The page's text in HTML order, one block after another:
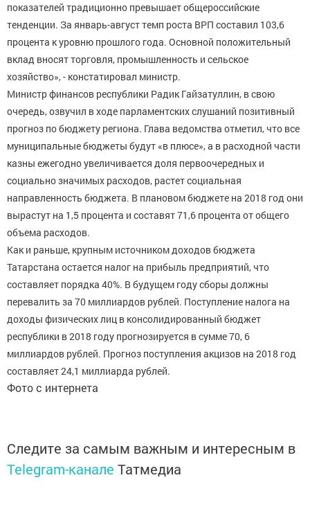
показателей традиционно превышает общероссийские
тенденции. За январь-август темп роста ВРП составил 103,6
процента к уровню прошлого года. Основной положительный
вклад вносят торговля, промышленность и сельское
хозяйство», - констатировал министр.
Министр финансов республики Радик Гайзатуллин, в свою
очередь, озвучил в ходе парламентских слушаний позитивный
прогноз по бюджету региона. Глава ведомства отметил, что все
муниципальные бюджеты будут «в плюсе», а в расходной части
казны ежегодно увеличивается доля первоочередных и
социально значимых расходов, растет социальная
направленность бюджета. В плановом бюджете на 2018 год они
вырастут на 1,5 процента и составят 71,6 процента от общего
объема расходов.
Как и раньше, крупным источником доходов бюджета
Татарстана остается налог на прибыль предприятий, что
составляет порядка 40%. В будущем году сборы должны
перевалить за 70 миллиардов рублей. Поступление налога на
доходы физических лиц в консолидированный бюджет
республики в 2018 году прогнозируется в сумме 70, 6
миллиардов рублей. Прогноз поступления акцизов на 2018 год
составляет 24,1 миллиарда рублей.
Фото с интернета
Следите за самым важным и интересным в
Telegram-канале Татмедиа